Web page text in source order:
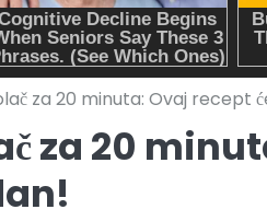
za 20 minuta: Ovaj recept
za 20